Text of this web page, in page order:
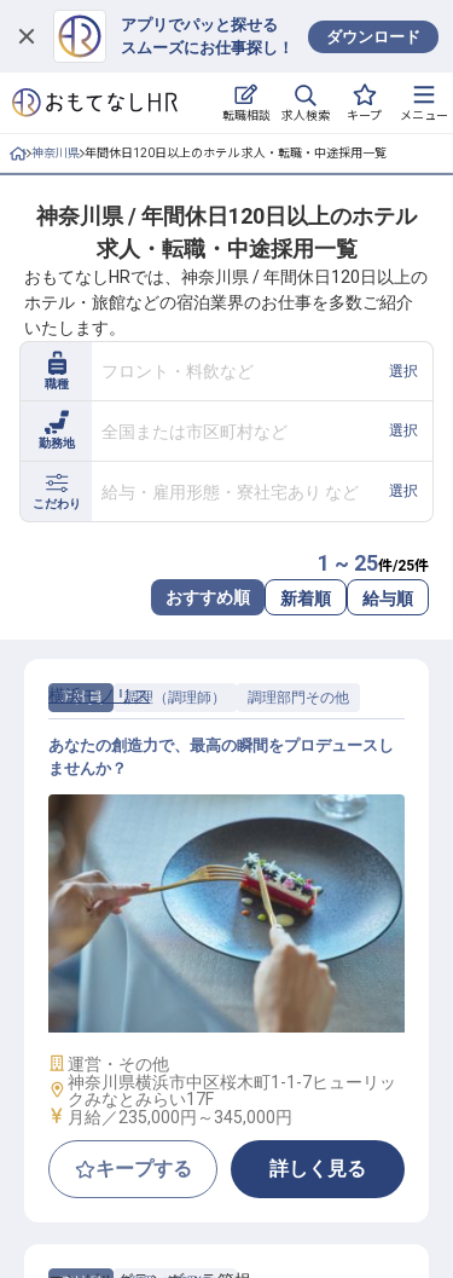
アプリでパッと探せる
スムーズにお仕事探し！
ダウンロード
転職相談 求人検索 キープ メニュー
ログイン
求人・施設を探す
就職・転職 合同説明会
おもてなしHRについて
ご利用の流れ
よくある質問
ホテル・宿泊業界情報コラム
転職サポートに申し込む
神奈川県 年間休日120日以上のホテル 求人・転職・中途採用一覧
神奈川県 / 年間休日120日以上のホテル
求人・転職・中途採用一覧
おもてなしHRでは、神奈川県 / 年間休日120日以上の
ホテル・旅館などの宿泊業界のお仕事を多数ご紹介
いたします。
職種
フロント・料飲など 選択
勤務地
全国または市区町村など 選択
こだわり
給与・雇用形態・寮社宅あり など 選択
1 ~ 25件/25件
おすすめ順 新着順 給与順
正社員 調理（調理師） 調理部門その他
調理スタッフ
横浜モノリス
あなたの創造力で、最高の瞬間をプロデュースし
ませんか？
施設業態
運営・その他
勤務地
神奈川県横浜市中区桜木町1-1-7ヒューリッ
クみなとみらい17F
給与
月給／235,000円～ 345,000円
キープする 詳しく見る